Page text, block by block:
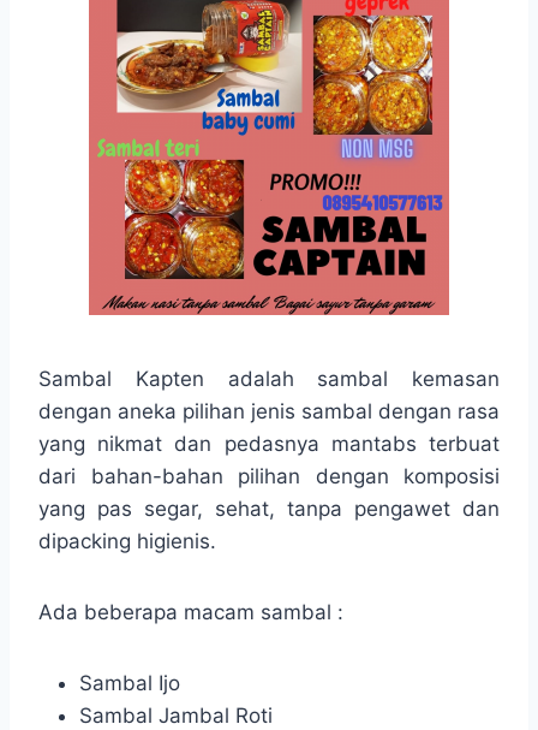
Sambal Kapten adalah sambal kemasan
dengan aneka pilihan jenis sambal dengan rasa
yang nikmat dan pedasnya mantabs terbuat
dari bahan-bahan pilihan dengan komposisi
yang pas segar, sehat, tanpa pengawet dan
dipacking higienis.
Ada beberapa macam sambal :
Sambal Ijo
Sambal Jambal Roti